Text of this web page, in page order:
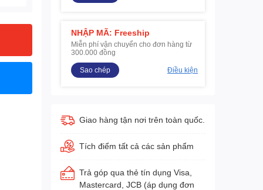
NHẬP MÃ: Freeship
Miễn phí vận chuyển cho đơn hàng từ
300.000 đồng
Sao chép
Điều kiện
Giao hàng tận nơi trên toàn quốc.
Tích điểm tất cả các sản phẩm
Trả góp qua thẻ tín dụng Visa,
Mastercard, JCB (áp dụng đơn